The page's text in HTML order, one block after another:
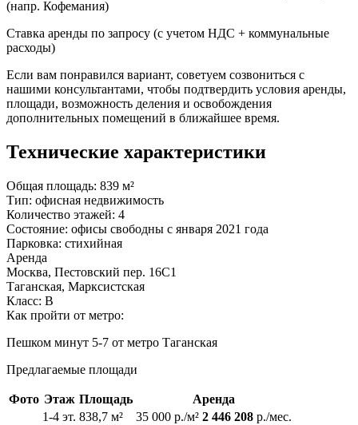
(напр. Кофемания)
Ставка аренды по запросу (с учетом НДС + коммунальные
расходы)
Если вам понравился вариант, советуем созвониться с
нашими консультантами, чтобы подтвердить условия аренды,
площади, возможность деления и освобождения
дополнительных помещений в ближайшее время.
Технические характеристики
Общая площадь: 839 м²
Тип: офисная недвижимость
Количество этажей: 4
Состояние: офисы свободны с января 2021 года
Парковка: стихийная
Аренда
Москва, Пестовский пер. 16С1
Таганская, Марксистская
Класс: В
Как пройти от метро:
Пешком минут 5-7 от метро Таганская
Предлагаемые площади
Фото Этаж Площадь
Аренда
1-4 эт. 838,7 м² 35 000 р./м² 2 446 208 р./мес.